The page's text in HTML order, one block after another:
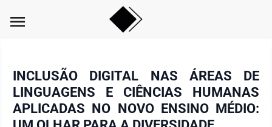
menu
INCLUSÃO DIGITAL NAS ÁREAS DE
LINGUAGENS E CIÊNCIAS HUMANAS
APLICADAS NO NOVO ENSINO MÉDIO: